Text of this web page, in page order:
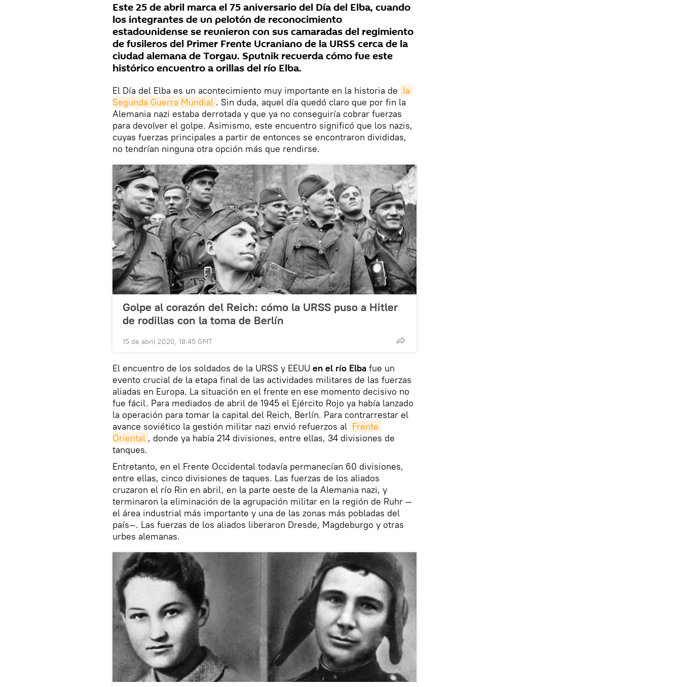
Este 25 de abril marca el 75 aniversario del Día del Elba, cuando
los integrantes de un pelotón de reconocimiento
estadounidense se reunieron con sus camaradas del regimiento
de fusileros del Primer Frente Ucraniano de la URSS cerca de la
ciudad alemana de Torgau. Sputnik recuerda cómo fue este
histórico encuentro a orillas del río Elba.
El Día del Elba es un acontecimiento muy importante en la historia de la
Segunda Guerra Mundial . Sin duda, aquel día quedó claro que por fin la
Alemania nazi estaba derrotada y que ya no conseguiría cobrar fuerzas
para devolver el golpe. Asimismo, este encuentro significó que los nazis,
cuyas fuerzas principales a partir de entonces se encontraron divididas,
no tendrían ninguna otra opción más que rendirse.
Golpe al corazón del Reich: cómo la URSS puso a Hitler
de rodillas con la toma de Berlín
15 de abril 2020, 18:45 GMT
El encuentro de los soldados de la URSS y EEUU en el río Elba fue un
evento crucial de la etapa final de las actividades militares de las fuerzas
aliadas en Europa. La situación en el frente en ese momento decisivo no
fue fácil. Para mediados de abril de 1945 el Ejército Rojo ya había lanzado
la operación para tomar la capital del Reich, Berlín. Para contrarrestar el
avance soviético la gestión militar nazi envió refuerzos al Frente
Oriental , donde ya había 214 divisiones, entre ellas, 34 divisiones de
tanques.
Entretanto, en el Frente Occidental todavía permanecían 60 divisiones,
entre ellas, cinco divisiones de taques. Las fuerzas de los aliados
cruzaron el río Rin en abril, en la parte oeste de la Alemania nazi, y
terminaron la eliminación de la agrupación militar en la región de Ruhr —
el área industrial más importante y una de las zonas más pobladas del
país—. Las fuerzas de los aliados liberaron Dresde, Magdeburgo y otras
urbes alemanas.